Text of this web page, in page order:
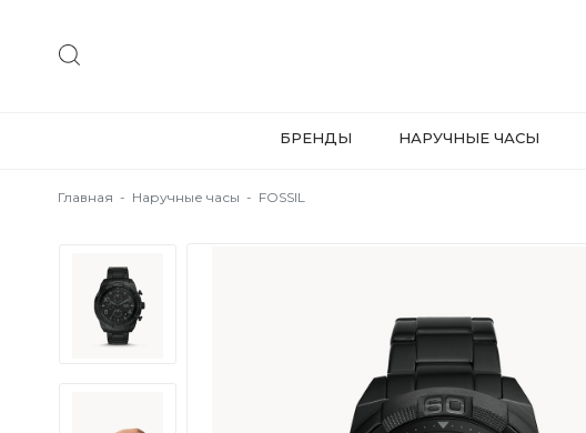
БРЕНДЫ НАРУЧНЫЕ ЧАСЫ
Главная - Наручные часы - FOSSIL